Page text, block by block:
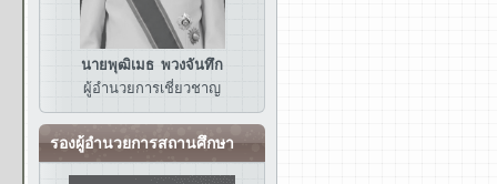
นายพุฒิเมธ พวงจันทึก
ผู้อำนวยการเชี่ยวชาญ
รองผู้อำนวยการสถานศึกษา